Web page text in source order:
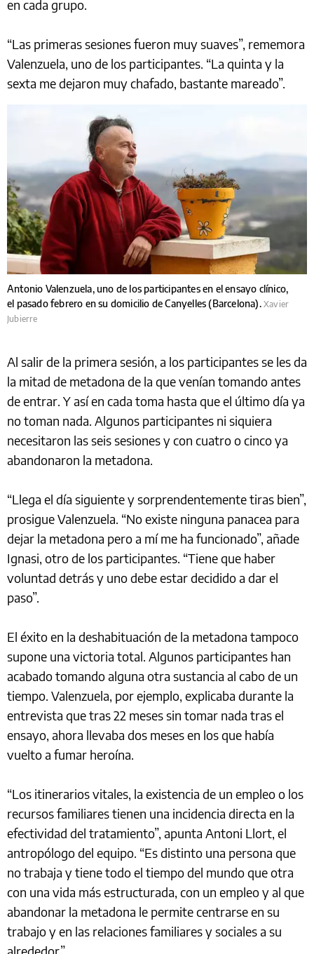
en cada grupo.
“Las primeras sesiones fueron muy suaves”, rememora
Valenzuela, uno de los participantes. “La quinta y la
sexta me dejaron muy chafado, bastante mareado”.
Antonio Valenzuela, uno de los participantes en el ensayo clínico,
el pasado febrero en su domicilio de Canyelles (Barcelona).Xavier
Jubierre
Al salir de la primera sesión, a los participantes se les da
la mitad de metadona de la que venían tomando antes
de entrar. Y así en cada toma hasta que el último día ya
no toman nada. Algunos participantes ni siquiera
necesitaron las seis sesiones y con cuatro o cinco ya
abandonaron la metadona.
“Llega el día siguiente y sorprendentemente tiras bien”,
prosigue Valenzuela. “No existe ninguna panacea para
dejar la metadona pero a mí me ha funcionado”, añade
Ignasi, otro de los participantes. “Tiene que haber
voluntad detrás y uno debe estar decidido a dar el
paso”.
El éxito en la deshabituación de la metadona tampoco
supone una victoria total. Algunos participantes han
acabado tomando alguna otra sustancia al cabo de un
tiempo. Valenzuela, por ejemplo, explicaba durante la
entrevista que tras 22 meses sin tomar nada tras el
ensayo, ahora llevaba dos meses en los que había
vuelto a fumar heroína.
“Los itinerarios vitales, la existencia de un empleo o los
recursos familiares tienen una incidencia directa en la
efectividad del tratamiento”, apunta Antoni Llort, el
antropólogo del equipo. “Es distinto una persona que
no trabaja y tiene todo el tiempo del mundo que otra
con una vida más estructurada, con un empleo y al que
abandonar la metadona le permite centrarse en su
trabajo y en las relaciones familiares y sociales a su
alrededor”.